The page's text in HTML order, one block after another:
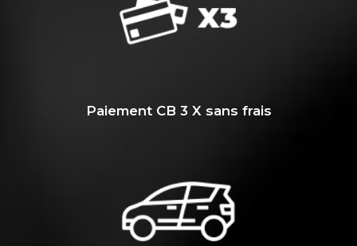
Paiement CB 3 X sans frais